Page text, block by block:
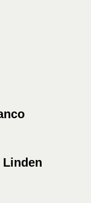
Linden